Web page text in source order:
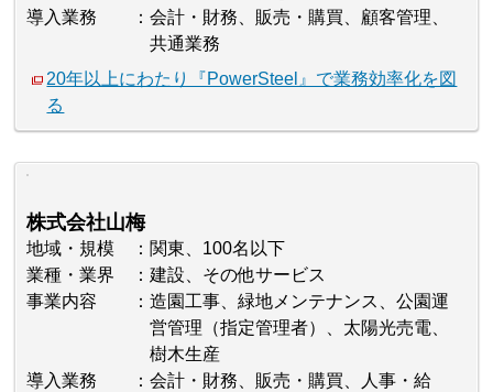
導入業務
会計・財務、販売・購買、顧客管理、
共通業務
20年以上にわたり『PowerSteel』で業務効率化を図
る
株式会社山梅
地域・規模
関東、100名以下
業種・業界
建設、その他サービス
事業内容
造園工事、緑地メンテナンス、公園運
営管理（指定管理者）、太陽光売電、
樹木生産
導入業務
会計・財務、販売・購買、人事・給